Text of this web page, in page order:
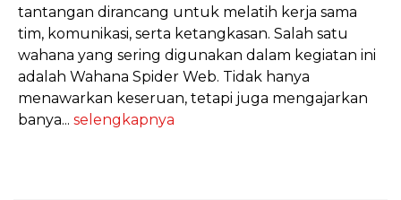
tantangan dirancang untuk melatih kerja sama
tim, komunikasi, serta ketangkasan. Salah satu
wahana yang sering digunakan dalam kegiatan ini
adalah Wahana Spider Web. Tidak hanya
menawarkan keseruan, tetapi juga mengajarkan
banya... selengkapnya